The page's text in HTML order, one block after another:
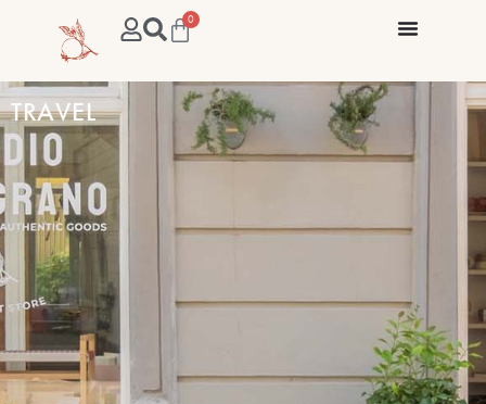
0
TRAVEL